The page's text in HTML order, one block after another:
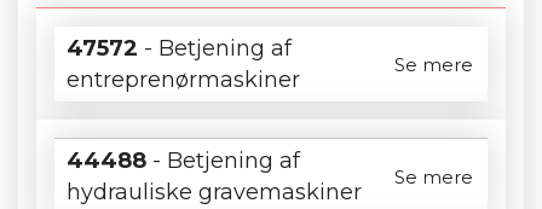
47572 - Betjening af
entreprenørmaskiner
Se mere
44488 - Betjening af
hydrauliske gravemaskiner
Se mere